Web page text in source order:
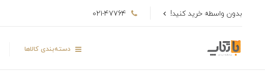
بدون واسطه خرید کنید! 021-47764
دسته‌بندی کالاها